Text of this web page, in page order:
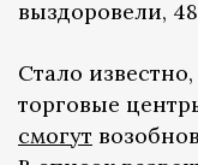
выздоровели,
Стало
торговые
смогут